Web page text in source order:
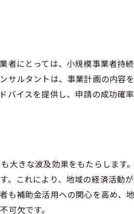
る
者にとっては、小規模事業者持
ルタントは、事業計画の内容を
バイスを提供し、申請の成功確
大きな波及効果をもたらします
。これにより、地域の経済活動
も補助金活用への関心を高め、
欠です。